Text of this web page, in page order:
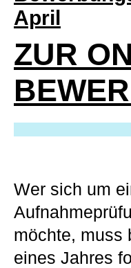
April
ZUR
Wer sich um
möchte, muss
eines Jahres